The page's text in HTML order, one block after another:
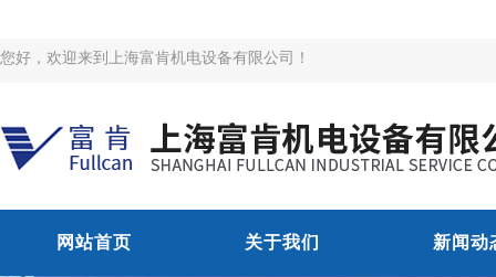
您好，欢迎来到上海富肯机电设备有限公司！
网站首页 关于我们 新闻动